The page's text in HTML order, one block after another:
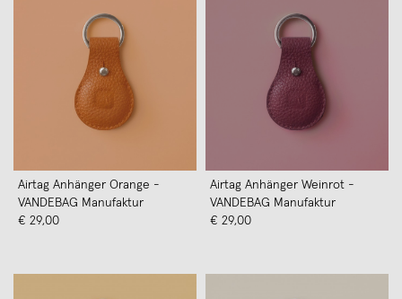
Airtag Anhänger Orange -
VANDEBAG Manufaktur
€ 29,00
Airtag Anhänger Weinrot -
VANDEBAG Manufaktur
€ 29,00